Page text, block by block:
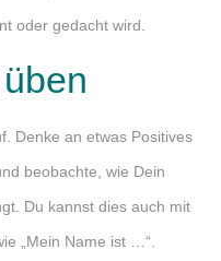
oder gedacht wird.
Denke an etwas Positives
beobachte, wie Dein
Du kannst dies auch mit
„Mein Name ist …“.